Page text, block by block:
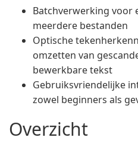
Batchverwerking voor
meerdere bestanden
Optische
omzetten van
bewerkbare tekst
Gebruiksvriendelijke
zowel beginners als
Overzicht